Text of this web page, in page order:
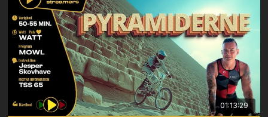
01:13:29